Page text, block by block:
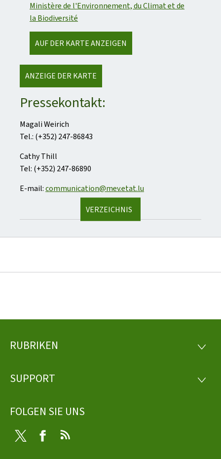
Ministère de l'Environnement, du Climat et de
la Biodiversité
AUF DER KARTE ANZEIGEN
ANZEIGE DER KARTE
Pressekontakt:
Magali Weirich
Tel.: (+352) 247-86843
Cathy Thill
Tel: (+352) 247-86890
E-mail:communication@mev.etat.lu
VERZEICHNIS
Footer
RUBRIKEN
SUPPORT
FOLGEN SIE UNS
Twitter Facebook